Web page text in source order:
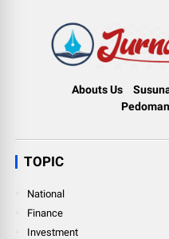
Abouts Us
TOPIC
National
Finance
Investment